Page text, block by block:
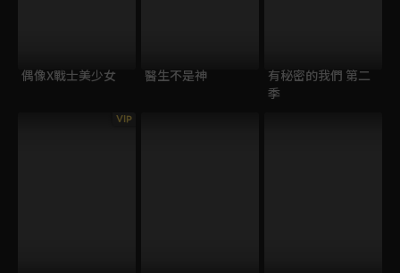
偶像X戰士美少女 醫生不是神
有秘密的我們 第二
季
VIP